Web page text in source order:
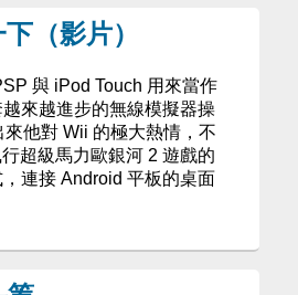
（影片）
與 iPod Touch 用來當作
來越進步的無線模擬器操
他對 Wii 的極大熱情，不
超級馬力歐銀河 2 遊戲的
連接 Android 平板的桌面